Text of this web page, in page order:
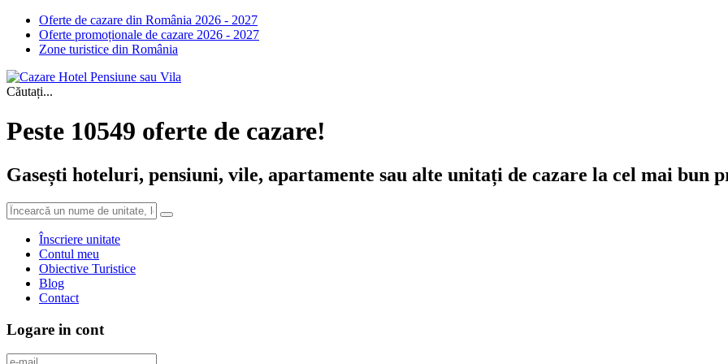
Oferte de cazare din România 2026 - 2027
Oferte promoționale de cazare 2026 - 2027
Zone turistice din România
Căutați...
Peste 10549 oferte de cazare!
Gasești hoteluri, pensiuni, vile, apartamente sau alte unitați de cazare la cel mai bun
Înscriere unitate
Contul meu
Obiective Turistice
Blog
Contact
Logare in cont